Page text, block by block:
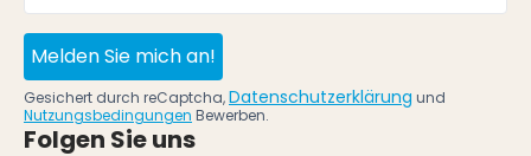
Melden Sie mich an!
Gesichert durch reCaptcha,Datenschutzerklärung und
Nutzungsbedingungen Bewerben.
Folgen Sie uns